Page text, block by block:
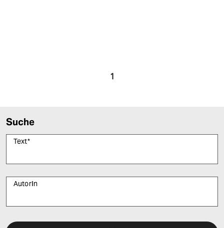
1
Suche
Text*
AutorIn